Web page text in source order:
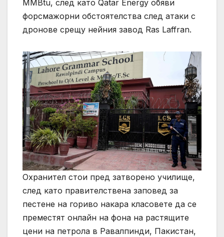
MMBtu, след като Qatar Energy обяви
форсмажорни обстоятелства след атаки с
дронове срещу нейния завод Ras Laffran.
Охранител стои пред затворено училище,
след като правителствена заповед за
пестене на гориво накара класовете да се
преместят онлайн на фона на растящите
цени на петрола в Равалпинди, Пакистан,